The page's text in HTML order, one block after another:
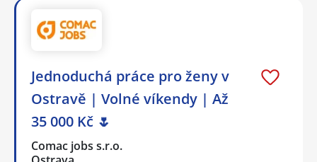
Jednoduchá práce pro ženy v
Ostravě | Volné víkendy | Až
35 000 Kč 🌷
Comac jobs s.r.o.